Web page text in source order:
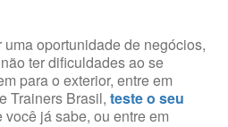
oportunidade de negócios,
ter dificuldades ao se
para o exterior, entre em
Trainers Brasil, teste o seu
já sabe, ou entre em